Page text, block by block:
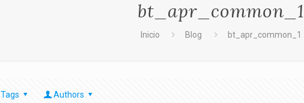
bt_apr_common_1
Inicio Blog bt_apr_common_1
Tags Authors